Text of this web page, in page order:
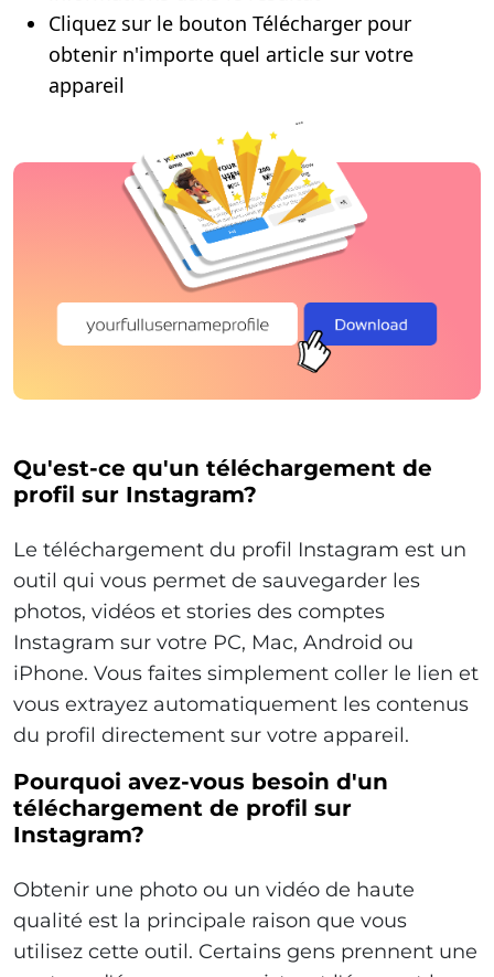
Cliquez sur le bouton Télécharger pour
obtenir n'importe quel article sur votre
appareil
Qu'est-ce qu'un téléchargement de
profil sur Instagram?
Le téléchargement du profil Instagram est un
outil qui vous permet de sauvegarder les
photos, vidéos et stories des comptes
Instagram sur votre PC, Mac, Android ou
iPhone. Vous faites simplement coller le lien et
vous extrayez automatiquement les contenus
du profil directement sur votre appareil.
Pourquoi avez-vous besoin d'un
téléchargement de profil sur
Instagram?
Obtenir une photo ou un vidéo de haute
qualité est la principale raison que vous
utilisez cette outil. Certains gens prennent une